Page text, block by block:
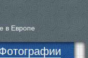
в Европе